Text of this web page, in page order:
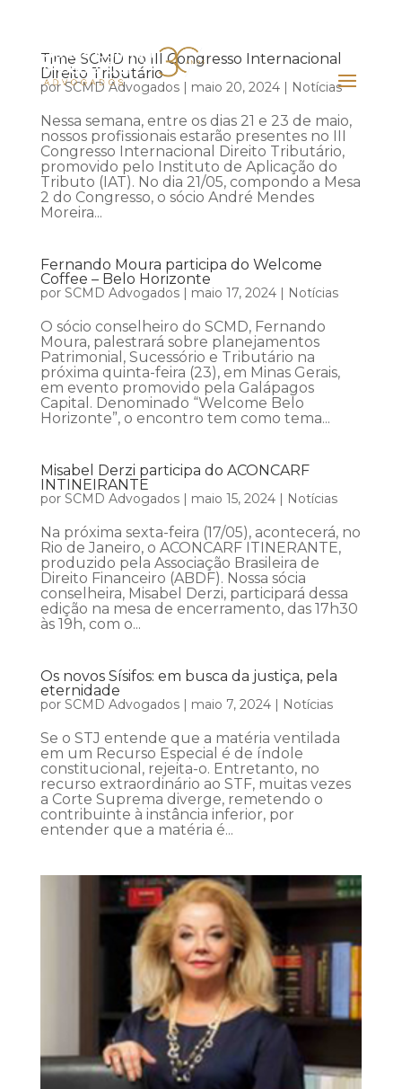
Time SCMD no III Congresso Internacional
Direito Tributário
porSCMD Advogados| maio 20, 2024| Notícias
Nessa semana, entre os dias 21 e 23 de maio,
nossos profissionais estarão presentes no III
Congresso Internacional Direito Tributário,
promovido pelo Instituto de Aplicação do
Tributo (IAT). No dia 21/05, compondo a Mesa
2 do Congresso, o sócio André Mendes
Moreira...
Fernando Moura participa do Welcome
Coffee – Belo Horizonte
por SCMD Advogados| maio 17, 2024| Notícias
O sócio conselheiro do SCMD, Fernando
Moura, palestrará sobre planejamentos
Patrimonial, Sucessório e Tributário na
próxima quinta-feira (23), em Minas Gerais,
em evento promovido pela Galápagos
Capital. Denominado “Welcome Belo
Horizonte”, o encontro tem como tema...
Misabel Derzi participa do ACONCARF
INTINEIRANTE
por SCMD Advogados| maio 15, 2024| Notícias
Na próxima sexta-feira (17/05), acontecerá, no
Rio de Janeiro, o ACONCARF ITINERANTE,
produzido pela Associação Brasileira de
Direito Financeiro (ABDF). Nossa sócia
conselheira, Misabel Derzi, participará dessa
edição na mesa de encerramento, das 17h30
às 19h, com o...
Os novos Sísifos: em busca da justiça, pela
eternidade
por SCMD Advogados| maio 7, 2024| Notícias
Se o STJ entende que a matéria ventilada
em um Recurso Especial é de índole
constitucional, rejeita-o. Entretanto, no
recurso extraordinário ao STF, muitas vezes
a Corte Suprema diverge, remetendo o
contribuinte à instância inferior, por
entender que a matéria é...